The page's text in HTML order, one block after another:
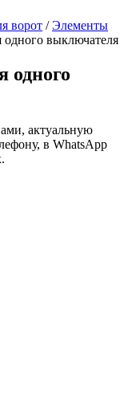
ворот /Элементы
выключателя
одного
актуальную
в WhatsApp